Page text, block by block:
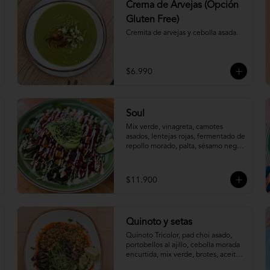
Crema de Arvejas (Opción
Gluten Free)
Cremita de arvejas y cebolla asada.
$6.990
Soul
Mix verde, vinagreta, camotes
asados, lentejas rojas, fermentado de
repollo morado, palta, sésamo negro,
$11.900
Quinoto y setas
Quinoto Tricolor, pad choi asado,
portobellos al ajillo, cebolla morada
encurtida, mix verde, brotes, aceite